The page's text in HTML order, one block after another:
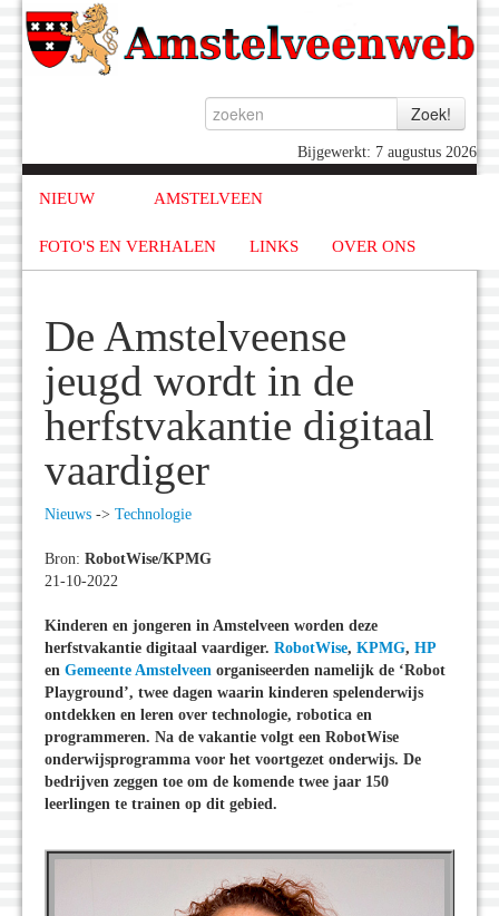
Bijgewerkt: 7 augustus 2026
NIEUW AMSTELVEEN
FOTO'S EN VERHALEN LINKS OVER ONS
De Amstelveense
jeugd wordt in de
herfstvakantie digitaal
vaardiger
Nieuws -> Technologie
Bron: RobotWise/KPMG
21-10-2022
Kinderen en jongeren in Amstelveen worden deze
herfstvakantie digitaal vaardiger. RobotWise, KPMG, HP
en Gemeente Amstelveen organiseerden namelijk de ‘Robot
Playground’, twee dagen waarin kinderen spelenderwijs
ontdekken en leren over technologie, robotica en
programmeren. Na de vakantie volgt een RobotWise
onderwijsprogramma voor het voortgezet onderwijs. De
bedrijven zeggen toe om de komende twee jaar 150
leerlingen te trainen op dit gebied.